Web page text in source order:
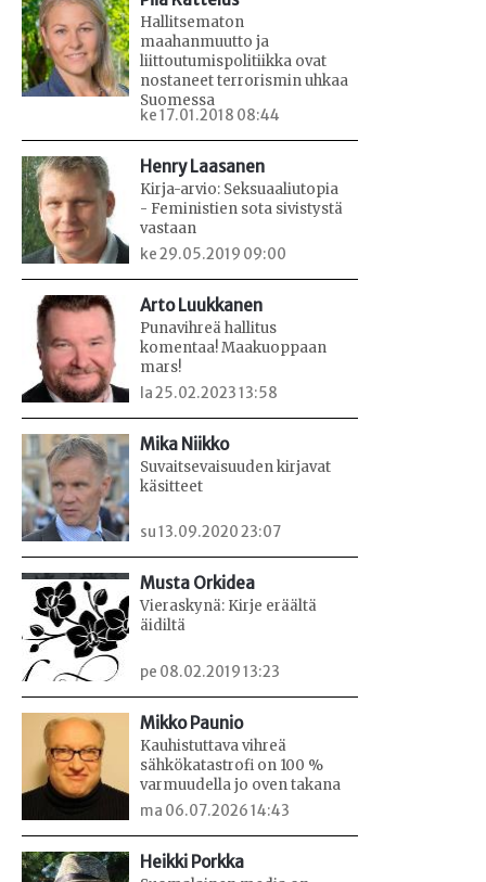
Hallitsematon
maahanmuutto ja
liittoutumispolitiikka ovat
nostaneet terrorismin uhkaa
Suomessa
ke 17.01.2018 08:44
Henry Laasanen
Kirja-arvio: Seksuaaliutopia
- Feministien sota sivistystä
vastaan
ke 29.05.2019 09:00
Arto Luukkanen
Punavihreä hallitus
komentaa! Maakuoppaan
mars!
la 25.02.2023 13:58
Mika Niikko
Suvaitsevaisuuden kirjavat
käsitteet
su 13.09.2020 23:07
Musta Orkidea
Vieraskynä: Kirje eräältä
äidiltä
pe 08.02.2019 13:23
Mikko Paunio
Kauhistuttava vihreä
sähkökatastrofi on 100 %
varmuudella jo oven takana
ma 06.07.2026 14:43
Heikki Porkka